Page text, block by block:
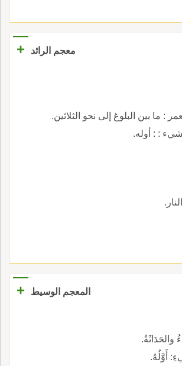
معجم الرائد +
: ما بين البلوغ إلى نحو الثلاثين.
: : أوله.
المعجم الوسيط +
والحَدَاثَةُ.
أَوَّلُهُ.